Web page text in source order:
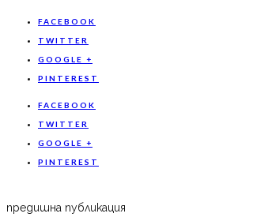
FACEBOOK
TWITTER
GOOGLE +
PINTEREST
FACEBOOK
TWITTER
GOOGLE +
PINTEREST
предишна публикация